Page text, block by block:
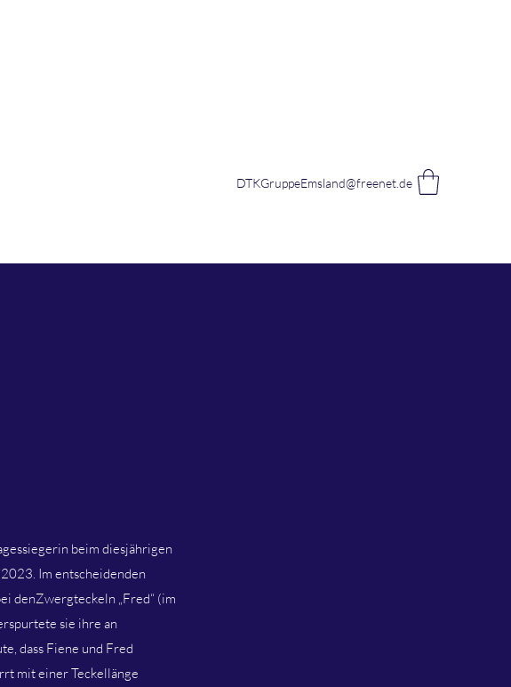
DTKGruppeEmsland@freenet.de
beim diesjährigen
Im entscheidenden
denZwergteckeln „Fred“ (im
sie ihre an
dass Fiene und Fred
mit einer Teckellänge